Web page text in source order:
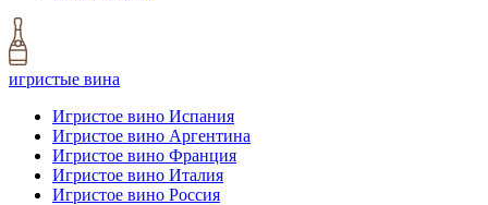
игристые вина
Игристое вино Испания
Игристое вино Аргентина
Игристое вино Франция
Игристое вино Италия
Игристое вино Россия